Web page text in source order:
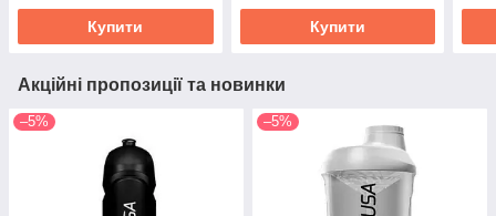
Купити Купити
Акційні пропозиції та новинки
–5% –5%